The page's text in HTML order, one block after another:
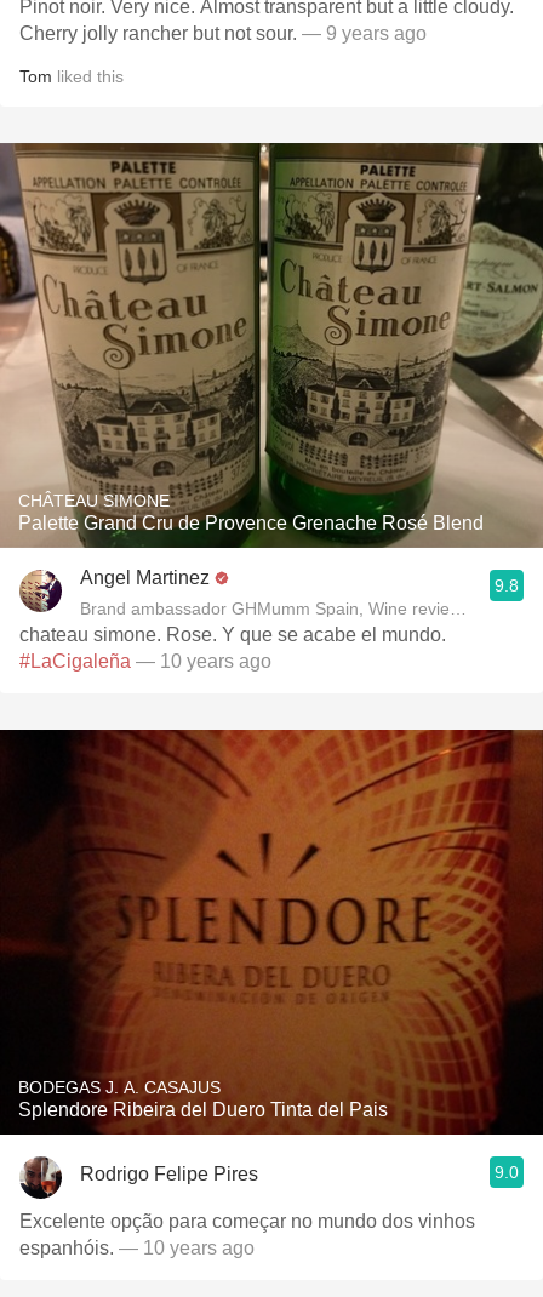
Pinot noir. Very nice. Almost transparent but a little cloudy.
Cherry jolly rancher but not sour. — 9 years ago
Tom liked this
CHÂTEAU SIMONE
Palette Grand Cru de Provence Grenache Rosé Blend
Angel Martinez
Brand ambassador GHMumm Spain, Wine reviewer
9.8
chateau simone. Rose. Y que se acabe el mundo.
#LaCigaleña — 10 years ago
BODEGAS J. A. CASAJUS
Splendore Ribeira del Duero Tinta del Pais
Rodrigo Felipe Pires 9.0
Excelente opção para começar no mundo dos vinhos
espanhóis. — 10 years ago